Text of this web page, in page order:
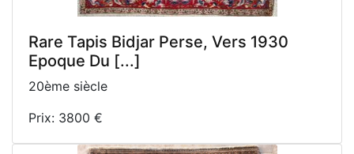
Rare Tapis Bidjar Perse, Vers 1930
Epoque Du [...]
20ème siècle
Prix: 3800 €